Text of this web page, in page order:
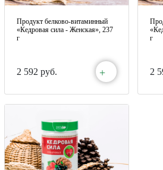
Продукт белково-витаминный
«Кедровая сила - Женская», 237
г
2 592 руб. +
г
2